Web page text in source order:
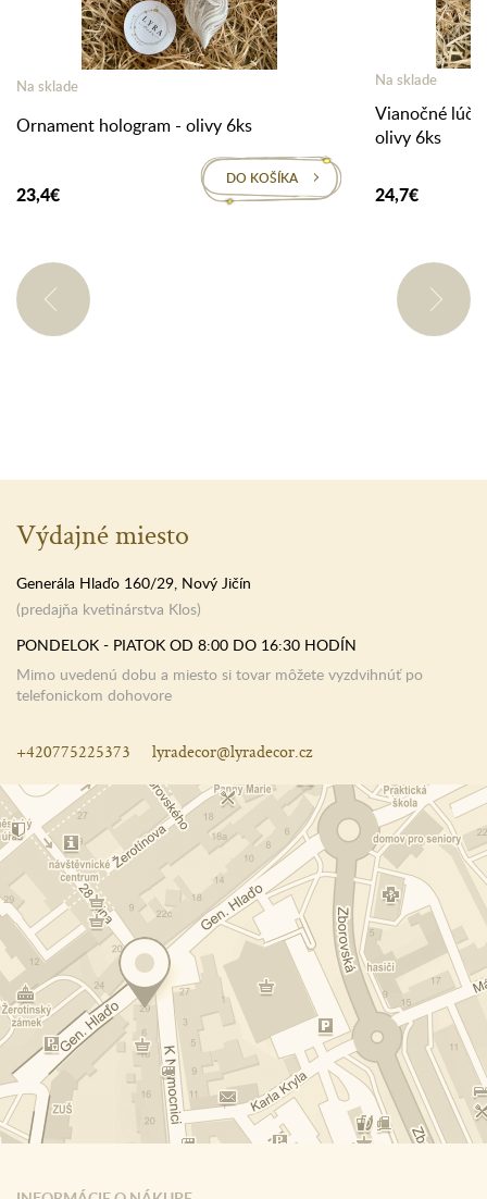
Na sklade
Ornament hologram - olivy 6ks
23,4€
DO KOŠÍKA
Na sklade
Vianočné
olivy 6ks
24,7€
Výdajné miesto
Generála Hlaďo 160/29, Nový Jičín
(predajňa kvetinárstva Klos)
PONDELOK - PIATOK OD 8:00 DO 16:30 HODÍN
Mimo uvedenú dobu a miesto si tovar môžete vyzdvihnúť po
telefonickom dohovore
+420775225373 lyradecor@lyradecor.cz